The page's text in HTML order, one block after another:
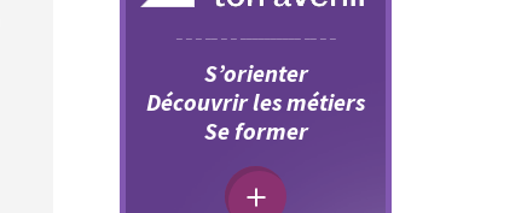
S’orienter
Découvrir les métiers
Se former